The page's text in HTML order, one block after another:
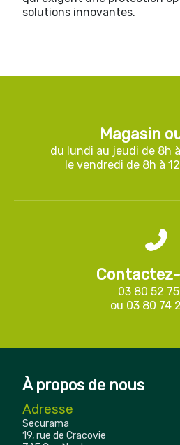
solutions innovantes.
Magasin
du lundi au jeudi de 8h
le vendredi de 8h à
03 80 52
ou 03 80 74
À propos de nous
Adresse
Securama
19, rue de Cracovie